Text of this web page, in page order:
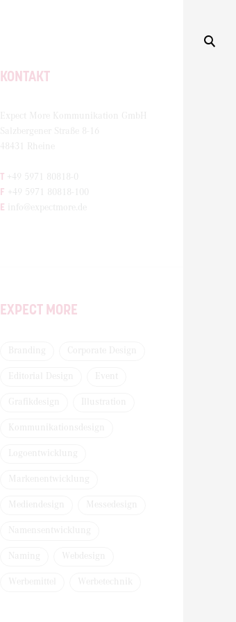
KONTAKT
Expect More Kommunikation GmbH
Salzbergener Straße 8-16
48431 Rheine
T +49 5971 80818-0
F +49 5971 80818-100
E info@expectmore.de
EXPECT MORE
Branding Corporate Design
Editorial Design
Grafikdesign
Kommunikationsdesign
Logoentwicklung
Markenentwicklung
Mediendesign Messedesign
Namensentwicklung
Naming Webdesign